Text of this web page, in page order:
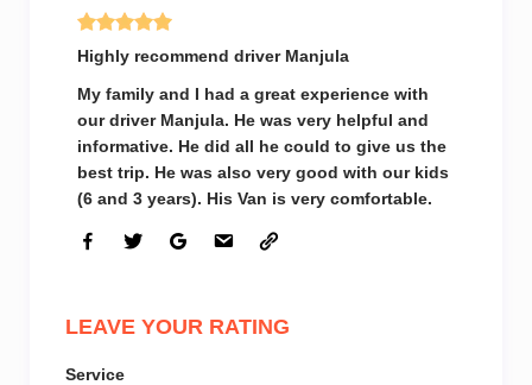
Highly recommend driver Manjula
My family and I had a great experience with
our driver Manjula. He was very helpful and
informative. He did all he could to give us the
best trip. He was also very good with our kids
(6 and 3 years). His Van is very comfortable.
LEAVE YOUR RATING
Service